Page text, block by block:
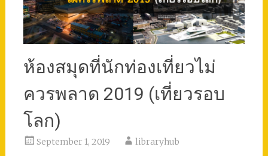
ห้องสมุดที่นักท่องเที่ยวไม่
ควรพลาด 2019 (เที่ยวรอบ
โลก)
September 1, 2019 libraryhub